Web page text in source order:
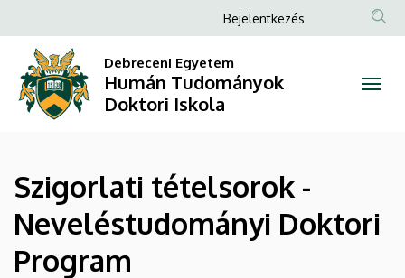
tételsorok
Neveléstudományi
Doktori
Program
a
tartalomra
Anonim
fiók
menüje
Bejelentkezés
Debreceni Egyetem
Humán Tudományok
Doktori Iskola
Szigorlati tételsorok -
Neveléstudományi Doktori
Program